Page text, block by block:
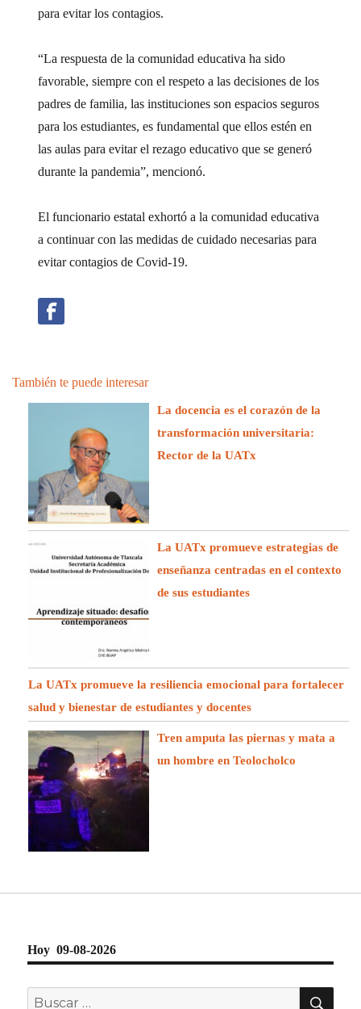
para evitar los contagios.
“La respuesta de la comunidad educativa ha sido
favorable, siempre con el respeto a las decisiones de los
padres de familia, las instituciones son espacios seguros
para los estudiantes, es fundamental que ellos estén en
las aulas para evitar el rezago educativo que se generó
durante la pandemia”, mencionó.
El funcionario estatal exhortó a la comunidad educativa
a continuar con las medidas de cuidado necesarias para
evitar contagios de Covid-19.
También te puede interesar
La docencia es el corazón de la
transformación universitaria:
Rector de la UATx
La UATx promueve estrategias de
enseñanza centradas en el contexto
de sus estudiantes
La UATx promueve la resiliencia emocional para fortalecer
salud y bienestar de estudiantes y docentes
Tren amputa las piernas y mata a
un hombre en Teolocholco
Hoy 09-08-2026
Buscar